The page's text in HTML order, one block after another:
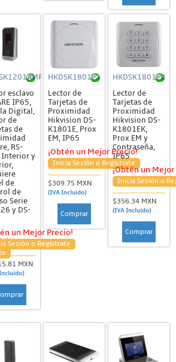
esclavo
IP65,
Digital,
de
de
RS-
Interior y
de
de
Serie
y DS-
un Mejor Precio!
Sesión o Regístrate
MXN
HKDSK1801E
Lector de
Tarjetas de
Proximidad
Hikvision DS-
K1801E, Prox
EM, IP65
¡Obtén un Mejor Precio!
Inicia Sesión o Regístrate
$309.75 MXN
(IVA Incluido)
Comprar
HKDSK1801EK
Lector de
Tarjetas de
Proximidad
Hikvision DS-
K1801EK,
Prox EM y
Contraseña,
IP65
¡Obtén un
Inicia Sesión o
$356.34 MXN
(IVA Incluido)
Comprar